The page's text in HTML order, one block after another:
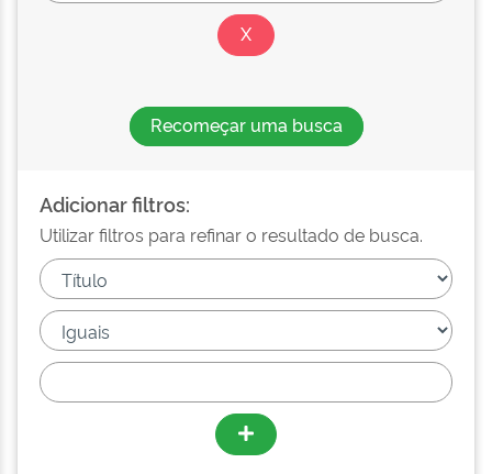
Recomeçar uma busca
Adicionar filtros:
Utilizar filtros para refinar o resultado de busca.